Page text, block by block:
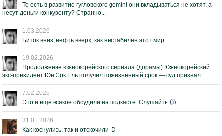
То есть в развитие гугловского gemini они вкладываться не хотят, а
несут деньги конкуренту? Странно...
1.03.2026
Биток вниз, нефть вверх, как нестабилен этот мир...
19.02.2026
Продолжение южнокорейского сериала (дорамы) Южнокорейский
экс-президент Юн Сок Ёль получил пожизненный срок — суд признал...
7.02.2026
Это и ещё всякое обсудили на подкасте. Слушайте
31.01.2026
Как коснулись, так и отскочили :D